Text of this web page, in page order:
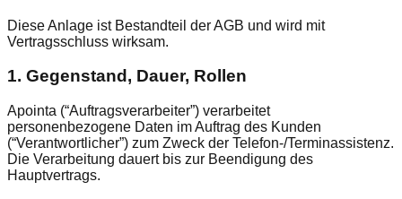
Diese Anlage ist Bestandteil der AGB und wird mit
Vertragsschluss wirksam.
1. Gegenstand, Dauer, Rollen
Apointa (“Auftragsverarbeiter”) verarbeitet
personenbezogene Daten im Auftrag des Kunden
(“Verantwortlicher”) zum Zweck der Telefon-/Terminassistenz.
Die Verarbeitung dauert bis zur Beendigung des
Hauptvertrags.